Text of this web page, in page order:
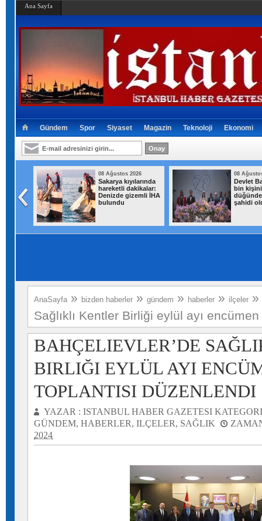
Ana Sayfa
Gündem Spor Siyaset Magazin Teknoloji Ekonomi
08 Ağustos 2026
Sakarya kıyılarında
hareketli dakikalar:
Denizde gizemli İHA
bulundu
08
Devlet
bin
şahidi
AnaSayfa » bizden haberler » gündem » haberler » ilçeler »
Sağlıklı Kentler Birliği eylül ayı
BAHÇELIEVLER’DE
BIRLIĞI EYLÜL AYI
TOPLANTISI DÜZENLENDI
YAZAR : ISTANBUL HABER GAZETESI
GÜNDEM, HABERLER, ILÇELER, SAĞLIK
2024